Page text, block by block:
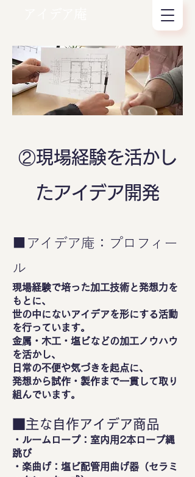
②現場経験を活かし
たアイデア開発
■アイデア庵：プロフィー
ル
現場経験で培った加工技術と発想力を
もとに、
世の中にないアイデアを形にする活動
を行っています。
金属・木工・塩ビなどの加工ノウハウ
を活かし、
日常の不便や気づきを起点に、
発想から試作・製作まで一貫して取り
組んでいます。
■主な自作アイデア商品
・ルームロープ：室内用2本ロープ縄
跳び
・楽曲げ：塩ビ配管用曲げ器（セラミ